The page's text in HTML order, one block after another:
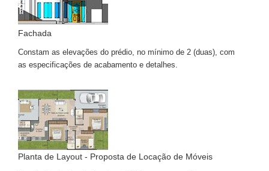
Fachada
Constam as elevações do prédio, no mínimo de 2 (duas), com
as especificações de acabamento e detalhes.
Planta de Layout - Proposta de Locação de Móveis